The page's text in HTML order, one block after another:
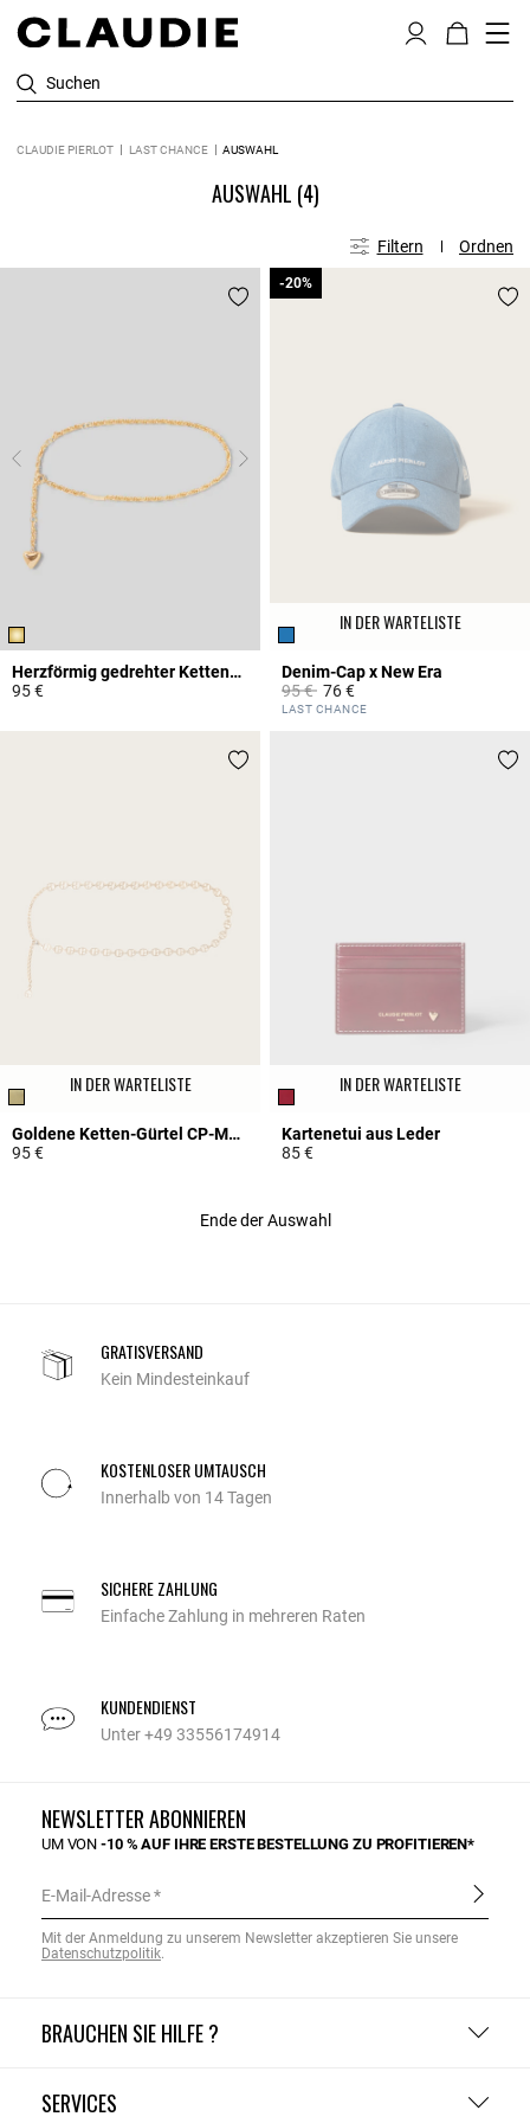
Suchen
CLAUDIE PIERLOT LAST CHANCE AUSWAHL
AUSWAHL (4)
Filtern Ordnen
Herzförmig gedrehter Kettengürtel
95 €
IN DER WARTELISTE
Denim-Cap x New Era
Price reduced from
95 €to
-20%
76 €
5 out of 5 Customer Rating
LAST CHANCE
-20%
IN DER WARTELISTE
Goldene Ketten-Gürtel CP-Monogramm
95 €
IN DER WARTELISTE
Kartenetui aus Leder
85 €
Ende der Auswahl
GRATISVERSAND
Kein Mindesteinkauf
KOSTENLOSER UMTAUSCH
Innerhalb von 14 Tagen
SICHERE ZAHLUNG
Einfache Zahlung in mehreren Raten
KUNDENDIENST
Unter +49 33556174914
BRAUCHEN SIE HILFE ?
SERVICES
NEWSLETTER ABONNIEREN
UM VON-10 % AUF IHRE ERSTE BESTELLUNG ZU PROFITIEREN*
E-Mail-Adresse
Mit der Anmeldung zu unserem Newsletter akzeptieren Sie unsere
Datenschutzpolitik.